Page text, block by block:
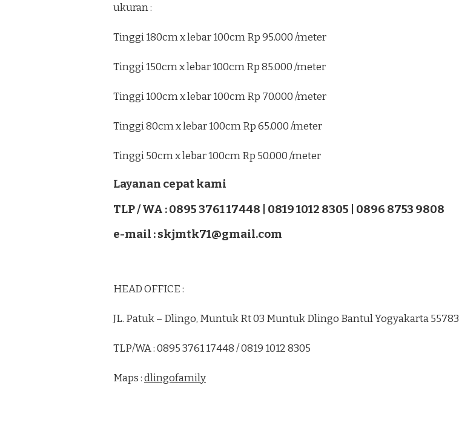
ukuran :
Tinggi 180cm x lebar 100cm Rp 95.000 /meter
Tinggi 150cm x lebar 100cm Rp 85.000 /meter
Tinggi 100cm x lebar 100cm Rp 70.000 /meter
Tinggi 80cm x lebar 100cm Rp 65.000 /meter
Tinggi 50cm x lebar 100cm Rp 50.000 /meter
Layanan cepat kami
TLP / WA : 0895 3761 17448 | 0819 1012 8305 | 0896 8753 9808
e-mail : skjmtk71@gmail.com
HEAD OFFICE :
JL. Patuk – Dlingo, Muntuk Rt 03 Muntuk Dlingo Bantul Yogyakarta 55783
TLP/WA : 0895 3761 17448 / 0819 1012 8305
Maps :dlingofamily